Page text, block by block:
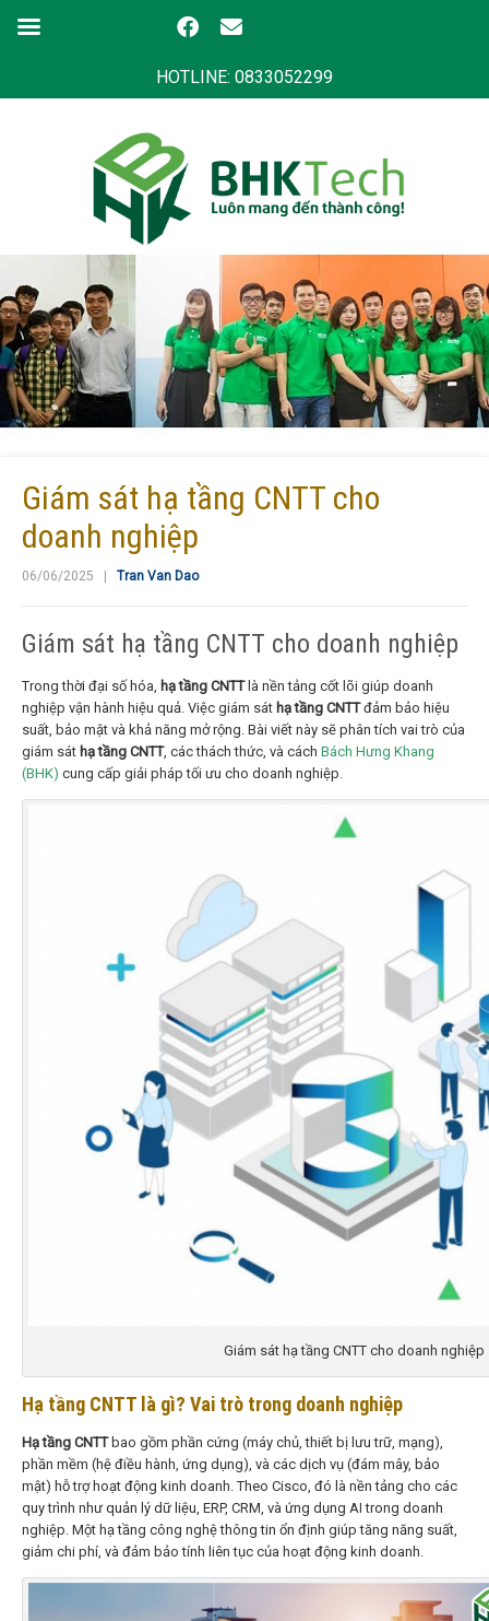
HOTLINE: 0833052299
Giám sát hạ tầng CNTT cho
doanh nghiệp
06/06/2025 | Tran Van Dao
Giám sát hạ tầng CNTT cho doanh nghiệp
Trong thời đại số hóa, hạ tầng CNTTlà nền tảng cốt lõi giúp doanh
nghiệp vận hành hiệu quả. Việc giám sát hạ tầng CNTTđảm bảo hiệu
suất, bảo mật và khả năng mở rộng. Bài viết này sẽ phân tích vai trò của
giám sát hạ tầng CNTT, các thách thức, và cách Bách Hưng Khang
(BHK) cung cấp giải pháp tối ưu cho doanh nghiệp.
Giám sát hạ tầng CNTT cho doanh nghiệp
Hạ tầng CNTT là gì? Vai trò trong doanh nghiệp
Hạ tầng CNTTbao gồm phần cứng (máy chủ, thiết bị lưu trữ, mạng),
phần mềm (hệ điều hành, ứng dụng), và các dịch vụ (đám mây, bảo
mật) hỗ trợ hoạt động kinh doanh. Theo Cisco, đó là nền tảng cho các
quy trình như quản lý dữ liệu, ERP, CRM, và ứng dụng AI trong doanh
nghiệp. Một hạ tầng công nghệ thông tin ổn định giúp tăng năng suất,
giảm chi phí, và đảm bảo tính liên tục của hoạt động kinh doanh.